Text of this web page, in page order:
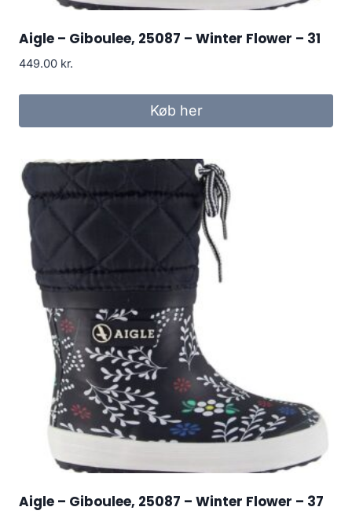
Aigle – Giboulee, 25087 – Winter Flower – 31
449.00 kr.
Køb her
Aigle – Giboulee, 25087 – Winter Flower – 37